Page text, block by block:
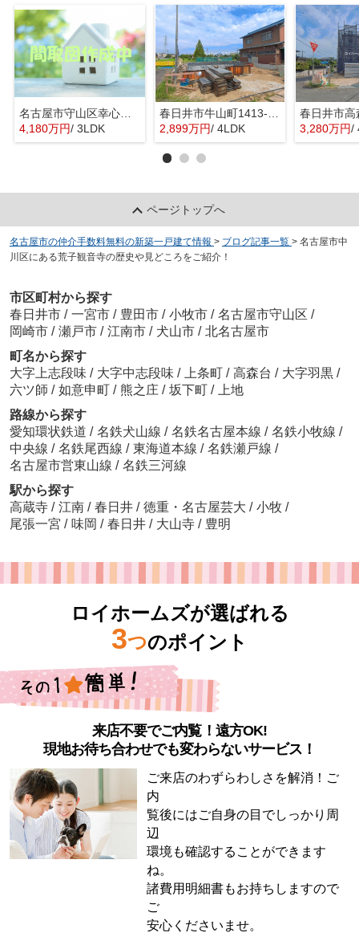
名古屋市守山区幸心２丁目435『仲介料無料』新築戸建て
4,180万円/ 3LDK
春日井市牛山町1413-8『仲介料無料』新築戸建て
2,899万円/ 4LDK 3,280万円/
ページトップへ
名古屋市の仲介手数料無料の新築一戸建て情報 > ブログ記事一覧 > 名古屋市中
川区にある荒子観音寺の歴史や見どころをご紹介！
市区町村から探す
春日井市 / 一宮市 / 豊田市 / 小牧市 / 名古屋市守山区 /
岡崎市 / 瀬戸市 / 江南市 / 犬山市 / 北名古屋市
町名から探す
大字上志段味 / 大字中志段味 / 上条町 / 高森台 / 大字羽黒 /
六ツ師 / 如意申町 / 熊之庄 / 坂下町 /
上地
路線から探す
愛知環状鉄道 / 名鉄犬山線 / 名鉄名古屋本線 / 名鉄小牧線 /
中央線 / 名鉄尾西線 / 東海道本線 / 名鉄瀬戸線 /
名古屋市営東山線 / 名鉄三河線
駅から探す
高蔵寺 / 江南 / 春日井 / 徳重・名古屋芸大 / 小牧 /
尾張一宮 / 味岡 / 春日井 / 大山寺 / 豊明
ロイホームズが選ばれる
3つのポイント
来店不要でご内覧！遠方OK!
現地お待ち合わせでも変わらないサービス！
ご来店のわずらわしさを解消！ご
内
覧後にはご自身の目でしっかり周
辺
環境も確認することができます
ね。
諸費用明細書もお持ちしますので
ご
安心くださいませ。